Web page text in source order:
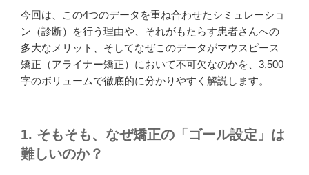
今回は、この4つのデータを重ね合わせたシミュレーショ
ン（診断）を行う理由や、それがもたらす患者さんへの
多大なメリット、そしてなぜこのデータがマウスピース
矯正（アライナー矯正）において不可欠なのかを、3,500
字のボリュームで徹底的に分かりやすく解説します。
1. そもそも、なぜ矯正の「ゴール設定」は
難しいのか？